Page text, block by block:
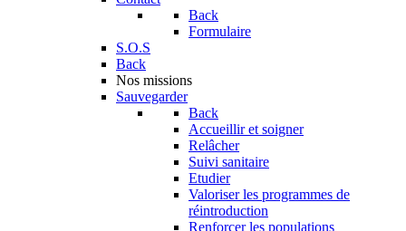
Back
Formulaire
S.O.S
Back
Nos missions
Sauvegarder
Back
Accueillir et soigner
Relâcher
Suivi sanitaire
Etudier
Valoriser les programmes de
réintroduction
Renforcer les populations